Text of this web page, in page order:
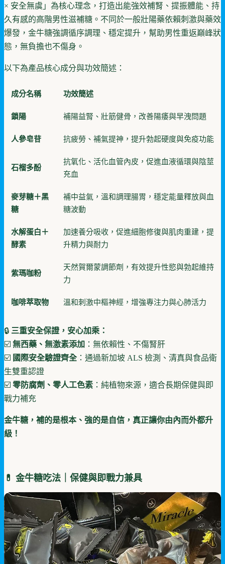
× 安全無虞」為核心理念，打造出能強效補腎、提振體能、持
久有感的高階男性滋補糖。不同於一般壯陽藥依賴刺激與藥效
爆發，金牛糖強調循序調理、穩定提升，幫助男性重返巔峰狀
態，無負擔也不傷身。
以下為產品核心成分與功效簡述：
成分名稱 功效簡述
鎖陽 補陽益腎、壯筋健骨，改善陽痿與早洩問題
人參皂苷 抗疲勞、補氣提神，提升勃起硬度與免疫功能
石榴多酚
抗氧化、活化血管內皮，促進血液循環與陰莖
充血
麥芽糖＋黑
糖
補中益氣，溫和調理腸胃，穩定能量釋放與血
糖波動
水解蛋白＋
酵素
加速養分吸收，促進細胞修復與肌肉重建，提
升精力與耐力
紫瑪咖粉
天然賀爾蒙調節劑，有效提升性慾與勃起維持
力
咖啡萃取物 溫和刺激中樞神經，增強專注力與心肺活力
🔒 三重安全保證，安心加乘：
☑️ 無西藥、無激素添加 ：無依賴性、不傷腎肝
☑️ 國際安全驗證齊全：通過新加坡 ALS 檢測、清真與食品衛
生雙重認證
☑️ 零防腐劑、零人工色素 ：純植物來源，適合長期保健與即
戰力補充
金牛糖，補的是根本、強的是自信，真正讓你由內而外都升
級！
💊 金牛糖吃法｜保健與即戰力兼具